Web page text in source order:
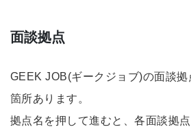
面談拠点
GEEK JOB(ギークジョブ)の面談
箇所あります。
拠点名を押して進むと、各面談拠